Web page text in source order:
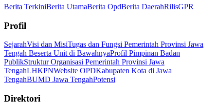
Berita TerkiniBerita UtamaBerita OpdBerita DaerahRilisGPR
Profil
SejarahVisi dan MisiTugas dan Fungsi Pemerintah Provinsi Jawa
Tengah Beserta Unit di BawahnyaProfil Pimpinan Badan
PublikStruktur Organisasi Pemerintah Provinsi Jawa
TengahLHKPNWebsite OPDKabupaten Kota di Jawa
TengahBUMD Jawa TengahPotensi
Direktori